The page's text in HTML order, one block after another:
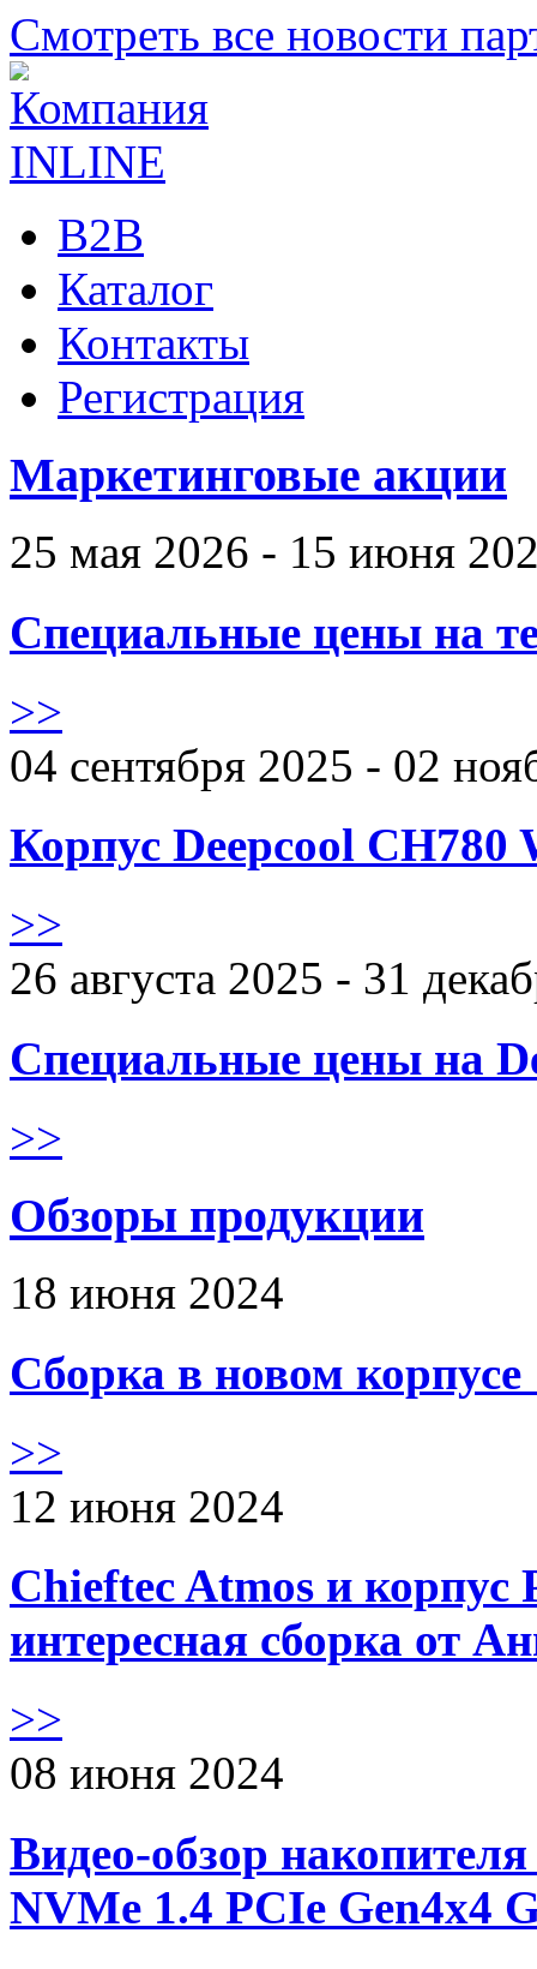
Смотреть все новости
B2B
Каталог
Контакты
Регистрация
Маркетинговые акции
25 мая 2026 - 15 июня
Специальные цены на
>>
04 сентября 2025 - 02
Корпус Deepcool CH780
>>
26 августа 2025 - 31
Специальные цены на
>>
Обзоры продукции
18 июня 2024
Сборка в новом
>>
12 июня 2024
Chieftec Atmos и корпус
интересная сборка от
>>
08 июня 2024
Видео-обзор
NVMe 1.4 PCIe Gen4х4